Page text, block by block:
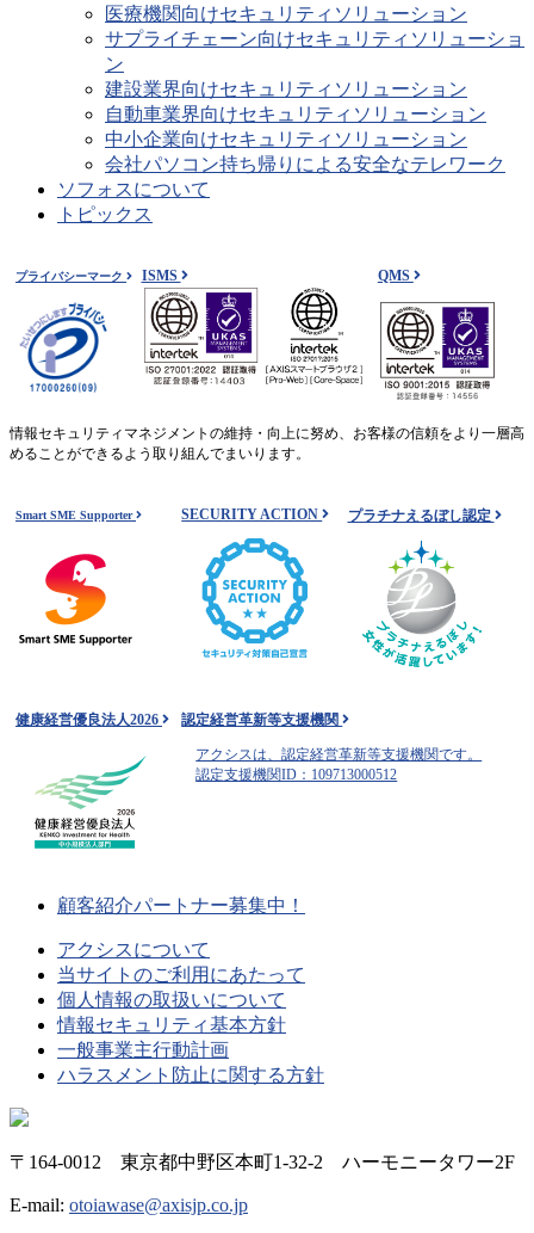
医療機関向けセキュリティソリューション
サプライチェーン向けセキュリティソリューショ
ン
建設業界向けセキュリティソリューション
自動車業界向けセキュリティソリューション
中小企業向けセキュリティソリューション
会社パソコン持ち帰りによる安全なテレワーク
ソフォスについて
トピックス
プライバシーマーク ISMS QMS
情報セキュリティマネジメントの維持・向上に努め、お客様の信頼をより一層高
めることができるよう取り組んでまいります。
Smart SME Supporter SECURITY ACTION プラチナえるぼし認定
健康経営優良法人2026 認定経営革新等支援機関
アクシスは、認定経営革新等支援機関です。
認定支援機関ID：109713000512
顧客紹介パートナー募集中！
アクシスについて
当サイトのご利用にあたって
個人情報の取扱いについて
情報セキュリティ基本方針
一般事業主行動計画
ハラスメント防止に関する方針
〒164-0012 東京都中野区本町1-32-2 ハーモニータワー2F
E-mail: otoiawase@axisjp.co.jp